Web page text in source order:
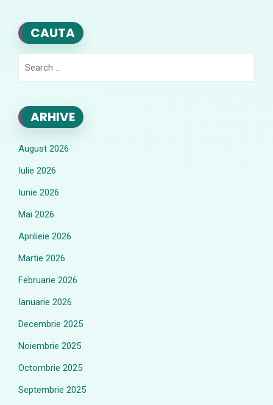
CAUTA
ARHIVE
August 2026
Iulie 2026
Iunie 2026
Mai 2026
Aprilieie 2026
Martie 2026
Februarie 2026
Ianuarie 2026
Decembrie 2025
Noiembrie 2025
Octombrie 2025
Septembrie 2025